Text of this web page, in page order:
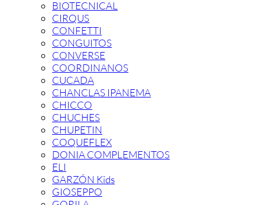
BIOTECNICAL
CIRQUS
CONFETTI
CONGUITOS
CONVERSE
COORDINANOS
CUCADA
CHANCLAS IPANEMA
CHICCO
CHUCHES
CHUPETIN
COQUEFLEX
DONIA COMPLEMENTOS
ELI
GARZÓN Kids
GIOSEPPO